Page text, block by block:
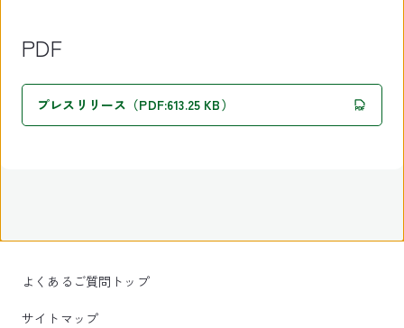
PDF
プレスリリース（PDF:613.25 KB）
よくあるご質問トップ
サイトマップ